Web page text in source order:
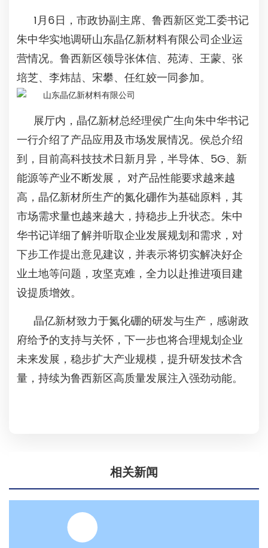
1月6日，市政协副主席、鲁西新区党工委书记
朱中华实地调研山东晶亿新材料有限公司企业运
营情况。鲁西新区领导张体信、苑涛、王蒙、张
培芝、李炜喆、宋攀、任红姣一同参加。
展厅内，晶亿新材总经理侯广生向朱中华书记
一行介绍了产品应用及市场发展情况。侯总介绍
到，目前高科技技术日新月异，半导体、5G、新
能源等产业不断发展， 对产品性能要求越来越
高，晶亿新材所生产的氮化硼作为基础原料，其
市场需求量也越来越大，持稳步上升状态。朱中
华书记详细了解并听取企业发展规划和需求，对
下步工作提出意见建议，并表示将切实解决好企
业土地等问题，攻坚克难，全力以赴推进项目建
设提质增效。
晶亿新材致力于氮化硼的研发与生产，感谢政
府给予的支持与关怀，下一步也将合理规划企业
未来发展，稳步扩大产业规模，提升研发技术含
量，持续为鲁西新区高质量发展注入强劲动能。
相关新闻